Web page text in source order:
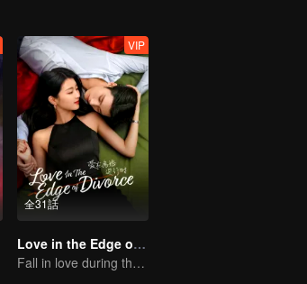
全31話
VIP
Love in the Edge of Divorce
Fall in love during the divorce